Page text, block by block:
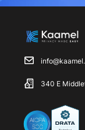
340 E